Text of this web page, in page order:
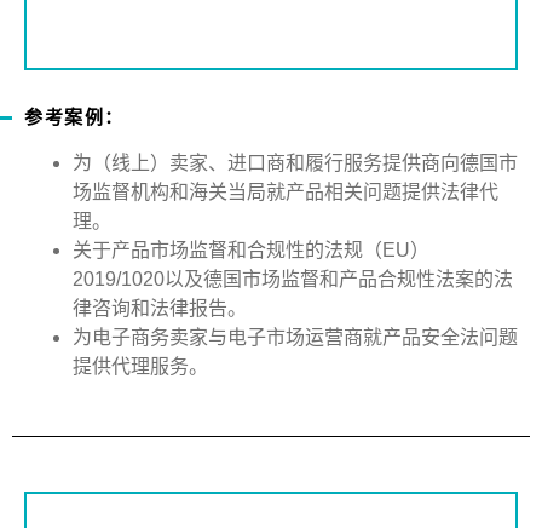
参考案例：
为（线上）卖家、进口商和履行服务提供商向德国市
场监督机构和海关当局就产品相关问题提供法律代
理。
关于产品市场监督和合规性的法规（ EU）
2019/1020以及德国市场监督和产品合规性法案的法
律咨询和法律报告。
为电子商务卖家与电子市场运营商就产品安全法问题
提供代理服务。